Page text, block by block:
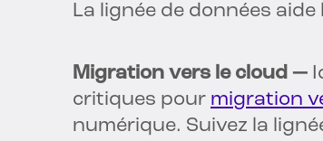
La lignée de données aide
Migration vers le cloud —
critiques pour migration
numérique. Suivez la